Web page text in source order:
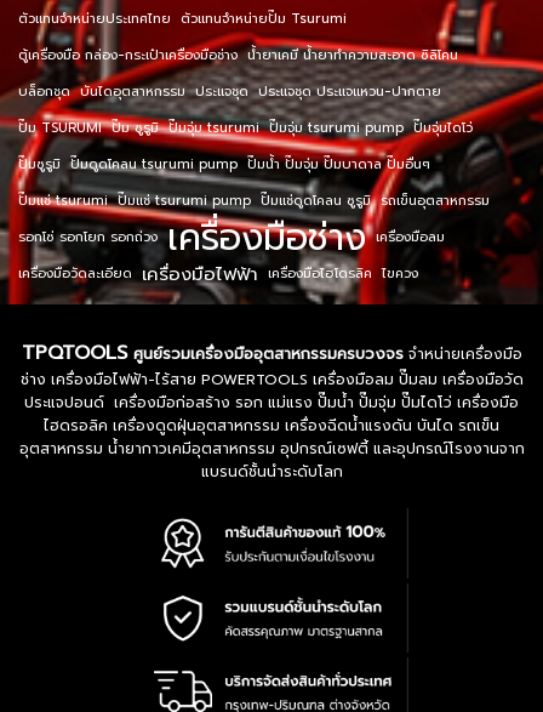
ตัวแทนจำหน่ายประเทศไทย ตัวแทนจำหน่ายปั๊ม Tsurumi
ตู้เครื่องมือ กล่อง-กระเป๋าเครื่องมือช่าง น้ำยาเคมี น้ำยาทำความสะอาด ซิลิโคน
บล็อกชุด บันไดอุตสาหกรรม ประแจชุด ประแจชุด ประแจแหวน-ปากตาย
ปั๊ม TSURUMI ปั๊ม ซูรูมิ ปั๊มจุ่ม tsurumi ปั๊มจุ่ม tsurumi pump ปั๊มจุ่มไดโว่
ปั๊มซูรูมิ ปั๊มดูดโคลน tsurumi pump ปั๊มน้ำ ปั๊มจุ่ม ปั๊มบาดาล ปั๊มอื่นๆ
ปั๊มแช่ tsurumi ปั๊มแช่ tsurumi pump ปั๊มแช่ดูดโคลน ซูรูมิ รถเข็นอุตสาหกรรม
รอกโซ่ รอกโยก รอกถ่วง เครื่องมือช่าง เครื่องมือลม
เครื่องมือวัดละเอียด เครื่องมือไฟฟ้า เครื่องมือไฮโดรลิค ไขควง
TPQTOOLS ศูนย์รวมเครื่องมืออุตสาหกรรมครบวงจรจำหน่ายเครื่องมือ
ช่าง เครื่องมือไฟฟ้า-ไร้สาย POWERTOOLS เครื่องมือลม ปั๊มลม เครื่องมือวัด
ประแจปอนด์ เครื่องมือก่อสร้าง รอก แม่แรง ปั๊มน้ำ ปั๊มจุ่ม ปั๊มไดโว่ เครื่องมือ
ไฮดรอลิค เครื่องดูดฝุ่นอุตสาหกรรม เครื่องฉีดน้ำแรงดัน บันได รถเข็น
อุตสาหกรรม น้ำยากาวเคมีอุตสาหกรรม อุปกรณ์เซฟตี้ และอุปกรณ์โรงงานจาก
แบรนด์ชั้นนำระดับโลก